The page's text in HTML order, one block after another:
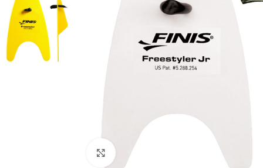
Kattintson a nagyításhoz